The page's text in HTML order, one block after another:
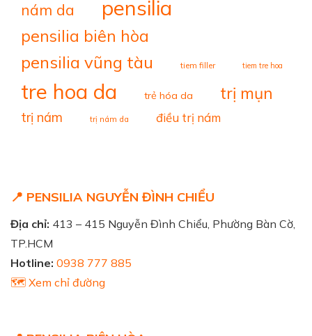
nám da pensilia
pensilia biên hòa
pensilia vũng tàu tiem filler tiem tre hoa
tre hoa da trẻ hóa da trị mụn
trị nám trị nám da điều trị nám
📍 PENSILIA NGUYỄN ĐÌNH CHIỂU
Địa chỉ: 413 – 415 Nguyễn Đình Chiểu, Phường Bàn Cờ,
TP.HCM
Hotline: 0938 777 885
🗺️ Xem chỉ đường